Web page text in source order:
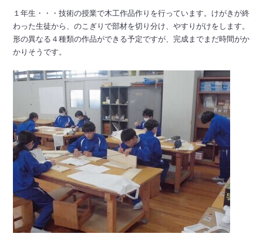
１年生・・・技術の授業で木工作品作りを行っています。けがきが終
わった生徒から、のこぎりで部材を切り分け、やすりがけをします。
形の異なる４種類の作品ができる予定ですが、完成までまだ時間がか
かりそうです。